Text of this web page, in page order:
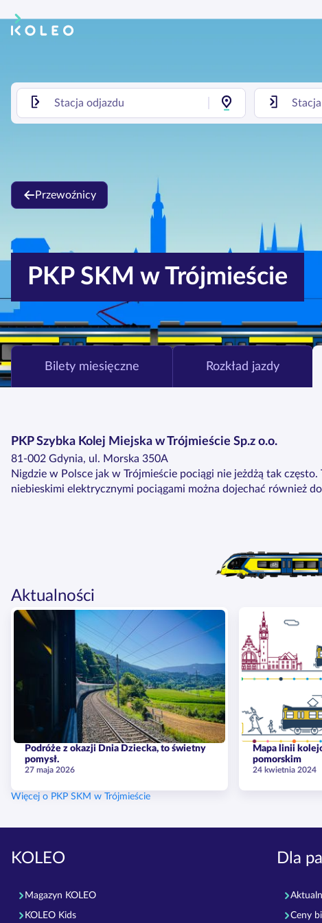
Przewoźnicy
PKP SKM w Trójmieście
Bilety miesięczne Rozkład jazdy
PKP Szybka Kolej Miejska w Trójmieście Sp.z o.o.
81-002 Gdynia, ul. Morska 350A
Nigdzie w Polsce jak w Trójmieście pociągi nie jeżdżą tak
niebieskimi elektrycznymi pociągami można dojechać również
Aktualności
Podróże z okazji Dnia Dziecka, to świetny
pomysł.
27 maja 2026
Mapa linii
pomorskim
24 kwietnia 2024
Więcej o PKP SKM w Trójmieście
KOLEO
Magazyn KOLEO
KOLEO Kids
Dla
Ceny